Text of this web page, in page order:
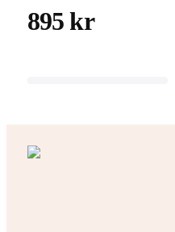
895 kr